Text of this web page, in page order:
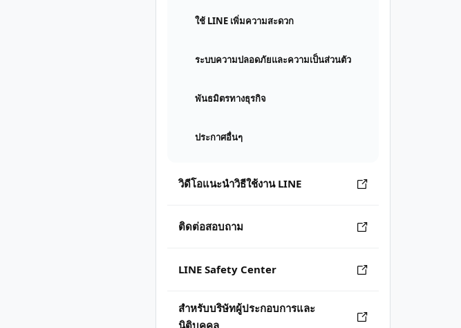
ใช้ LINE เพิ่มความสะดวก
ระบบความปลอดภัยและความเป็นส่วนตัว
พันธมิตรทางธุรกิจ
ประกาศอื่นๆ
วิดีโอแนะนำวิธีใช้งาน LINE
ติดต่อสอบถาม
LINE Safety Center
สำหรับบริษัทผู้ประกอบการและ
นิติบุคคล